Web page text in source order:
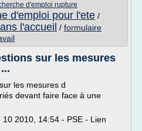
d'emploi rupture
d'emploi pour l'ete /
l'accueil / formulaire
sur les mesures
les mesures d
devant faire face à une
2010, 14:54 - PSE - Lien